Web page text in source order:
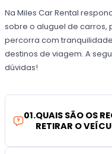
Na Miles Car Rental
sobre o aluguel de carros,
percorra com
destinos de viagem. A
dúvidas!
01.QUAIS SÃO OS
RETIRAR O